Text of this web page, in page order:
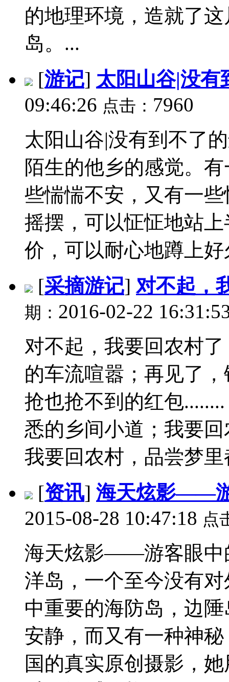
的地理环境，造就了
岛。...
[游记] 太阳山谷|没有
09:46:26 点击： 7960
太阳山谷|没有到不了
陌生的他乡的感觉。
些惴惴不安，又有一
摇摆，可以怔怔地站
价，可以耐心地蹲上好
[采摘游记] 对不起，
期： 2016-02-22
对不起，我要回农村
的车流喧嚣；再见了
抢也抢不到的红包
悉的乡间小道；我要
我要回农村，品尝梦
[资讯] 海天炫影——
2015-08-28 10:47:18 点
海天炫影——游客眼中
洋岛，一个至今没有
中重要的海防岛，边
安静，而又有一种神
国的真实原创摄影，